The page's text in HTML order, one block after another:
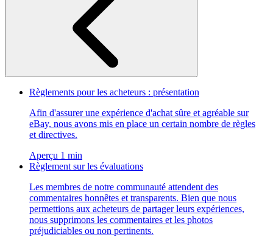
Règlements pour les acheteurs : présentation
Afin d'assurer une expérience d'achat sûre et agréable sur
eBay, nous avons mis en place un certain nombre de règles
et directives.
Aperçu 1 min
Règlement sur les évaluations
Les membres de notre communauté attendent des
commentaires honnêtes et transparents. Bien que nous
permettions aux acheteurs de partager leurs expériences,
nous supprimons les commentaires et les photos
préjudiciables ou non pertinents.